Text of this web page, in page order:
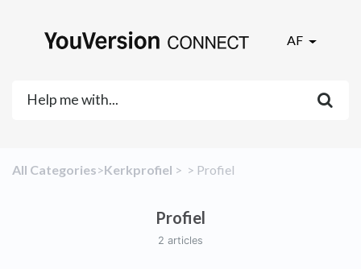
AF
All Categories​>​​Kerkprofiel ​ > ​ ​ > ​ ​Profiel
Profiel
2 articles